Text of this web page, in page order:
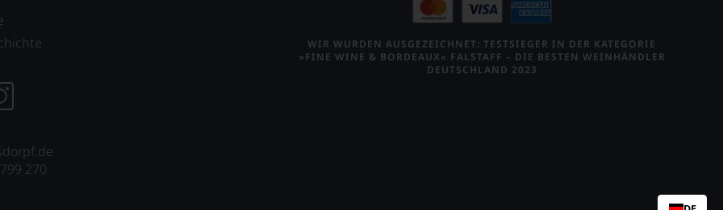
270
WIR WURDEN AUSGEZEICHNET: TESTSIEGER IN DER KATEGORIE
»FINE WINE & BORDEAUX« FALSTAFF – DIE BESTEN WEINHÄNDLER
DEUTSCHLAND 2023